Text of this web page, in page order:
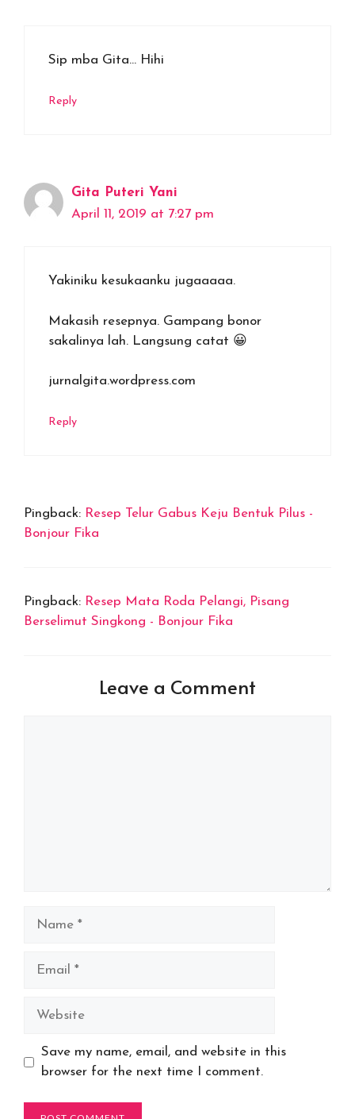
Sip mba Gita… Hihi
Reply
Gita Puteri Yani
April 11, 2019 at 7:27 pm
Yakiniku kesukaanku jugaaaaa.
Makasih resepnya. Gampang bonor
sakalinya lah. Langsung catat 😀
jurnalgita.wordpress.com
Reply
Pingback: Resep Telur Gabus Keju Bentuk Pilus -
Bonjour Fika
Pingback: Resep Mata Roda Pelangi, Pisang
Berselimut Singkong - Bonjour Fika
Leave a Comment
Website
Save my name, email, and website in this
browser for the next time I comment.